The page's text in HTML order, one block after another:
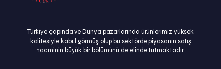
Türkiye çapında ve Dünya pazarlarında ürünlerimiz yüksek
kalitesiyle kabul görmüş olup bu sektörde piyasanın satış
hacminin büyük bir bölümünü de elinde tutmaktadır.